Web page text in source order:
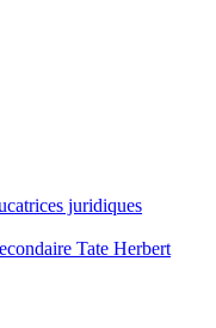
juridiques
Tate Herbert